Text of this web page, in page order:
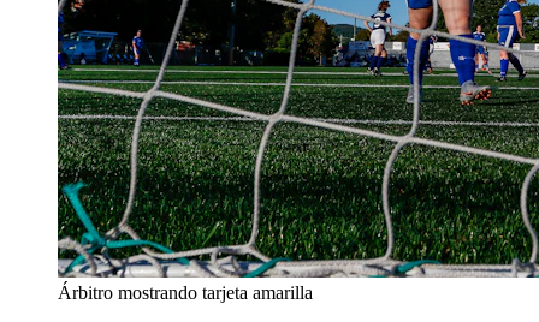
Árbitro mostrando tarjeta amarilla